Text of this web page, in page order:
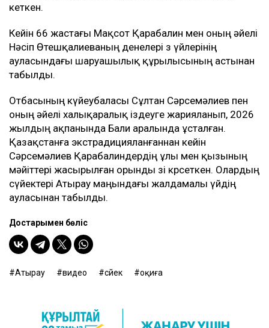
кеткен.
Кейін 66 жастағы Мақсот Қарабалин мен оның әйелі
Нәсіп Өтешқалиеваның денелері өз үйлерінің
ауласындағы шаруашылық құрылысының астынан
табылды.
Отбасының күйеубаласы Сұлтан Сәрсемәлиев пен
оның әйелі халықаралық іздеуге жарияланып, 2026
жылдың ақпанында Бали аралында ұсталған.
Қазақстанға экстрадицияланғаннан кейін
Сәрсемәлиев Қарабалиндердің ұлы мен қызының
мәйіттері жасырылған орынды өзі көрсеткен. Олардың
сүйектері Атырау маңындағы жалдамалы үйдің
ауласынан табылды.
Достарыңмен бөліс
Атырау видео сүйек оқиға